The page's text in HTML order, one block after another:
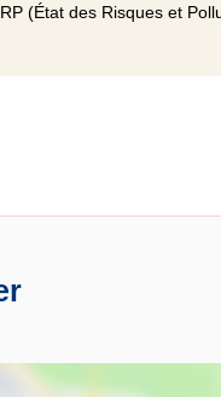
(État des Risques et